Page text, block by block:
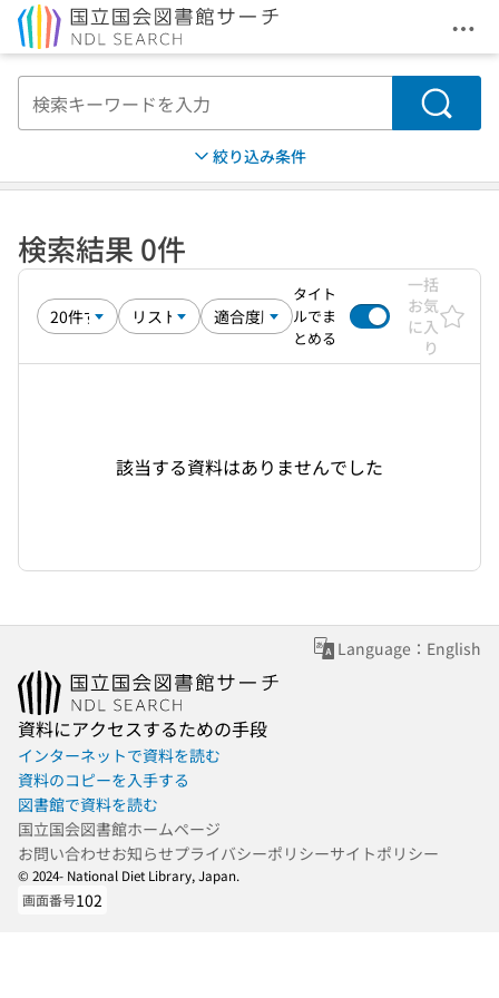
メ
検索
絞り込み条件
検索結果 0件
タイト
ルでま
とめる
一括
お気
に入
り
該当する資料はありませんでした
Language：English
資料にアクセスするための手段
インターネットで資料を読む
資料のコピーを入手する
図書館で資料を読む
国立国会図書館ホームページ
お問い合わせお知らせプライバシーポリシーサイトポリシー
© 2024- National Diet Library, Japan.
画面番号102